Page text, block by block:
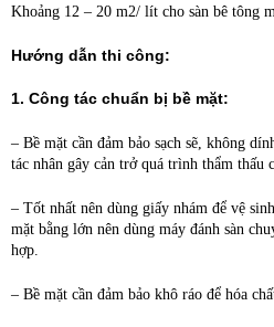
Khoảng 12 – 20 m2/ lít cho sàn bê tông
Hướng dẫn thi công:
1. Công tác chuẩn bị bề mặt:
– Bề mặt cần đảm bảo sạch sẽ, không
tác nhân gây cản trở quá trình thẩm thấu
– Tốt nhất nên dùng giấy nhám để vệ
mặt bằng lớn nên dùng máy đánh sàn
hợp.
– Bề mặt cần đảm bảo khô ráo để hóa